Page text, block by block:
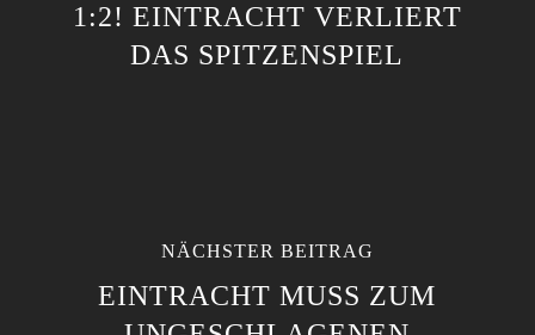
1:2! EINTRACHT VERLIERT
DAS SPITZENSPIEL
NÄCHSTER BEITRAG
EINTRACHT MUSS ZUM